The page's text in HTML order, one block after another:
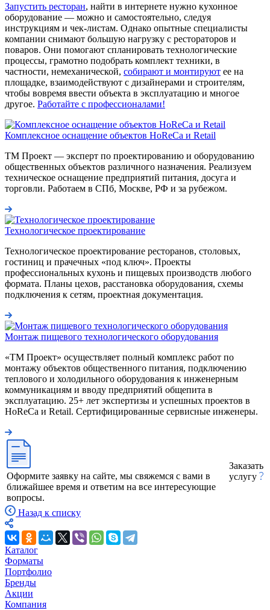
Запустить ресторан, найти в интернете нужно кухонное
оборудование — можно и самостоятельно, следуя
инструкциям и чек-листам. Однако опытные специалисты
компании снимают большую нагрузку с рестораторов и
поваров. Они помогают спланировать технологические
процессы, грамотно подобрать комплект техники, в
частности, немеханической, собирают и монтируют ее на
площадке, взаимодействуют с дизайнерами и строителям,
чтобы вовремя ввести объекта в эксплуатацию и многое
другое. Работайте с профессионалами!
Комплексное оснащение объектов HoReCa и Retail
ТМ Проект — эксперт по проектированию и оборудованию
общественных объектов различного назначения. Реализуем
техническое оснащение предприятий питания, досуга и
торговли. Работаем в СПб, Москве, РФ и за рубежом.
Технологическое проектирование
Технологическое проектирование ресторанов, столовых,
гостиниц и прачечных «под ключ». Проекты
профессиональных кухонь и пищевых производств любого
формата. Планы цехов, расстановка оборудования, схемы
подключения к сетям, проектная документация.
Монтаж пищевого технологического оборудования
«ТМ Проект» осуществляет полный комплекс работ по
монтажу объектов общественного питания, подключению
теплового и холодильного оборудования к инженерным
коммуникациям и вводу предприятий общепита в
эксплуатацию. 25+ лет экспертизы и успешных проектов в
HoReCa и Retail. Сертифицированные сервисные инженеры.
Оформите заявку на сайте, мы свяжемся с вами в
ближайшее время и ответим на все интересующие
вопросы.
Заказать
услугу
Назад к списку
Каталог
Форматы
Портфолио
Бренды
Акции
Компания